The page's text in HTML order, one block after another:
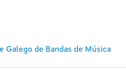
Galego de Bandas de Música